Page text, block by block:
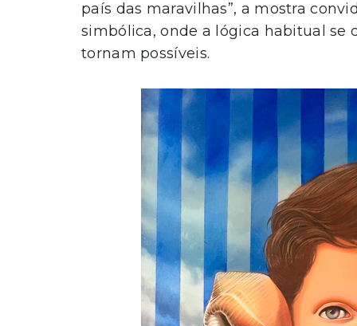
país das maravilhas”, a mostra
simbólica, onde a lógica habitual se
tornam possíveis.